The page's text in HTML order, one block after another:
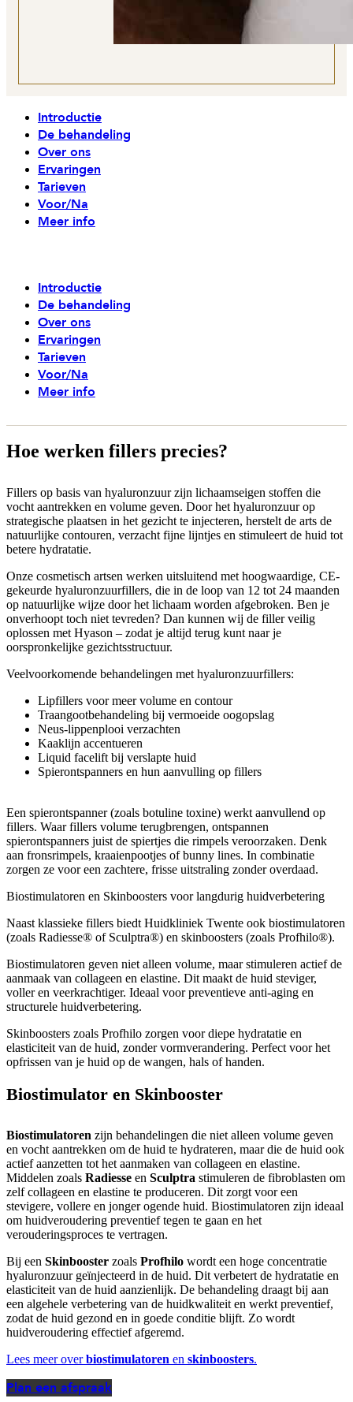
Introductie
De behandeling
Over ons
Ervaringen
Tarieven
Voor/Na
Meer info
Introductie
De behandeling
Over ons
Ervaringen
Tarieven
Voor/Na
Meer info
Hoe werken fillers precies?
Fillers op basis van hyaluronzuur zijn lichaamseigen stoffen die
vocht aantrekken en volume geven. Door het hyaluronzuur op
strategische plaatsen in het gezicht te injecteren, herstelt de arts de
natuurlijke contouren, verzacht fijne lijntjes en stimuleert de huid tot
betere hydratatie.
Onze cosmetisch artsen werken uitsluitend met hoogwaardige, CE-
gekeurde hyaluronzuurfillers, die in de loop van 12 tot 24 maanden
op natuurlijke wijze door het lichaam worden afgebroken. Ben je
onverhoopt toch niet tevreden? Dan kunnen wij de filler veilig
oplossen met Hyason – zodat je altijd terug kunt naar je
oorspronkelijke gezichtsstructuur.
Veelvoorkomende behandelingen met hyaluronzuurfillers:
Lipfillers voor meer volume en contour
Traangootbehandeling bij vermoeide oogopslag
Neus-lippenplooi verzachten
Kaaklijn accentueren
Liquid facelift bij verslapte huid
Spierontspanners en hun aanvulling op fillers
Een spierontspanner (zoals botuline toxine) werkt aanvullend op
fillers. Waar fillers volume terugbrengen, ontspannen
spierontspanners juist de spiertjes die rimpels veroorzaken. Denk
aan fronsrimpels, kraaienpootjes of bunny lines. In combinatie
zorgen ze voor een zachtere, frisse uitstraling zonder overdaad.
Biostimulatoren en Skinboosters voor langdurig huidverbetering
Naast klassieke fillers biedt Huidkliniek Twente ook biostimulatoren
(zoals Radiesse® of Sculptra®) en skinboosters (zoals Profhilo®).
Biostimulatoren geven niet alleen volume, maar stimuleren actief de
aanmaak van collageen en elastine. Dit maakt de huid steviger,
voller en veerkrachtiger. Ideaal voor preventieve anti-aging en
structurele huidverbetering.
Skinboosters zoals Profhilo zorgen voor diepe hydratatie en
elasticiteit van de huid, zonder vormverandering. Perfect voor het
opfrissen van je huid op de wangen, hals of handen.
Biostimulator en Skinbooster
Biostimulatoren zijn behandelingen die niet alleen volume geven
en vocht aantrekken om de huid te hydrateren, maar die de huid ook
actief aanzetten tot het aanmaken van collageen en elastine.
Middelen zoals Radiesse en Sculptra stimuleren de fibroblasten om
zelf collageen en elastine te produceren. Dit zorgt voor een
stevigere, vollere en jonger ogende huid. Biostimulatoren zijn ideaal
om huidveroudering preventief tegen te gaan en het
verouderingsproces te vertragen.
Bij een Skinbooster zoals Profhilo wordt een hoge concentratie
hyaluronzuur geïnjecteerd in de huid. Dit verbetert de hydratatie en
elasticiteit van de huid aanzienlijk. De behandeling draagt bij aan
een algehele verbetering van de huidkwaliteit en werkt preventief,
zodat de huid gezond en in goede conditie blijft. Zo wordt
huidveroudering effectief afgeremd.
Lees meer overbiostimulatoren en skinboosters.
Plan een afspraak